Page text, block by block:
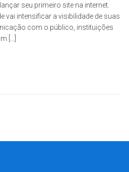
seu primeiro site na internet.
vai intensificar a visibilidade de suas
com o público, instituições
[…]